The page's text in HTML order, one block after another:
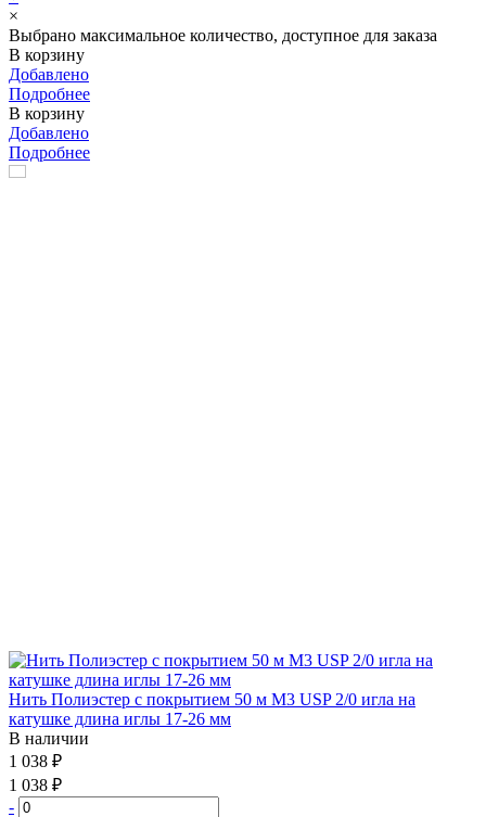
×
Выбрано максимальное количество, доступное для заказа
В корзину
Добавлено
Подробнее
В корзину
Добавлено
Подробнее
Нить Полиэстер с покрытием 50 м М3 USP 2/0 игла на
катушке длина иглы 17-26 мм
В наличии
1 038 ₽
1 038 ₽
-